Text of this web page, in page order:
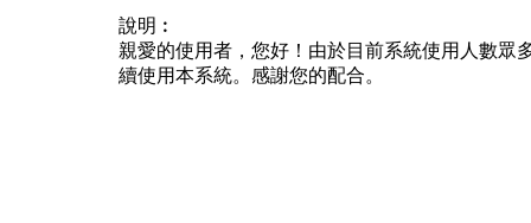
說明︰
親愛的使用者，您好！由於目前系統使用人數眾
續使用本系統。感謝您的配合。